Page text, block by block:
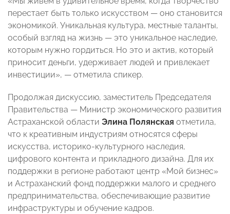
перестает быть только искусством — оно становится
экономикой. Уникальная культура, местные таланты,
особый взгляд на жизнь — это уникальное наследие,
которым нужно гордиться. Но это и актив, который
приносит деньги, удерживает людей и привлекает
инвестиции», — отметила спикер.
Продолжая дискуссию, заместитель Председателя
Правительства — Министр экономического развития
Астраханской области Элина Полянская отметила,
что к креативным индустриям относятся сферы
искусства, историко-культурного наследия,
цифрового контента и прикладного дизайна. Для их
поддержки в регионе работают центр «Мой бизнес»
и Астраханский фонд поддержки малого и среднего
предпринимательства, обеспечивающие развитие
инфраструктуры и обучение кадров.